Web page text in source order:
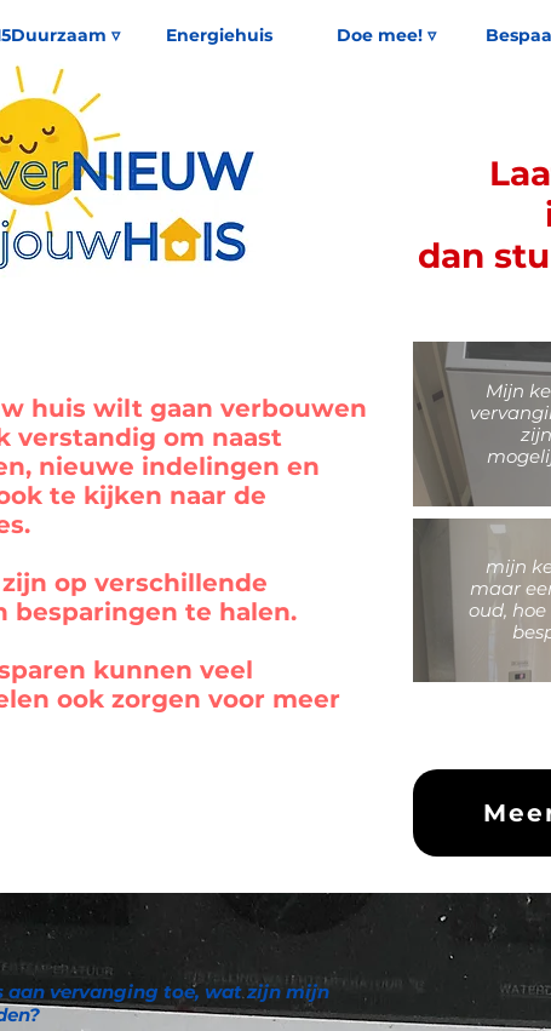
▿ Energiehuis Doe mee! ▿
dan
huis wilt gaan verbouwen
verstandig om naast
nieuwe indelingen en
te kijken naar de
op verschillende
besparingen te halen.
kunnen veel
ook zorgen voor meer
Mijn
mijn
maar
oud,
aan vervanging toe, wat zijn mijn